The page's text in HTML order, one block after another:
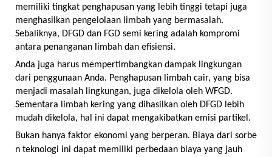
memiliki tingkat penghapusan yang lebih tinggi tetapi juga
menghasilkan pengelolaan limbah yang bermasalah.
Sebaliknya, DFGD dan FGD semi kering adalah kompromi
antara penanganan limbah dan efisiensi.
Anda juga harus mempertimbangkan dampak lingkungan
dari penggunaan Anda. Penghapusan limbah cair, yang bisa
menjadi masalah lingkungan, juga dikelola oleh WFGD.
Sementara limbah kering yang dihasilkan oleh DFGD lebih
mudah dikelola, hal ini dapat mengakibatkan emisi partikel.
Bukan hanya faktor ekonomi yang berperan. Biaya dari sorbe
n teknologi ini dapat memiliki perbedaan biaya yang jauh